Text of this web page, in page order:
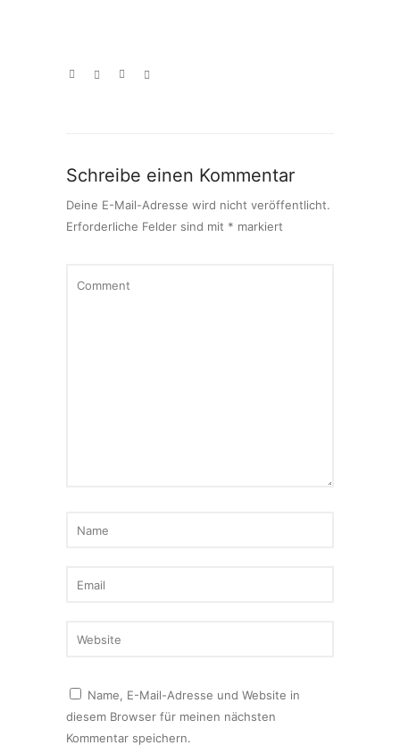
Schreibe einen Kommentar
Deine E-Mail-Adresse wird nicht veröffentlicht.
Erforderliche Felder sind mit * markiert
Name, E-Mail-Adresse und Website in
diesem Browser für meinen nächsten
Kommentar speichern.